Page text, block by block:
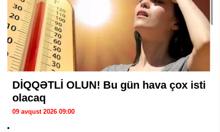
DİQQƏTLİ OLUN! Bu gün hava çox isti
olacaq
09 avqust 2026 09:00